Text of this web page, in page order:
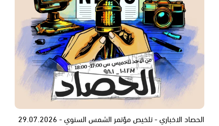
الحصاد الاخباري - تلخيص مؤتمر الشمس السنوي - 29.07.2026